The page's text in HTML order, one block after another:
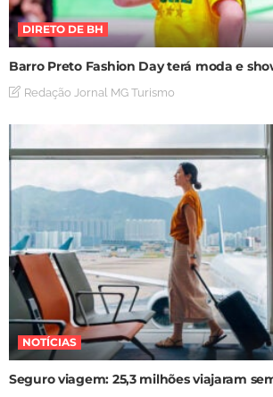
DIRETO DE BH
Barro Preto Fashion Day terá moda e
Redação Jornal MG Turismo
NOTÍCIAS
Seguro viagem: 25,3 milhões viajaram